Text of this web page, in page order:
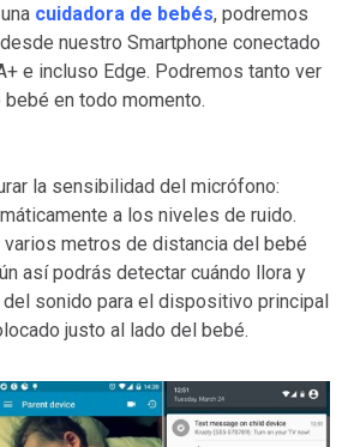
cuidadora de bebés, podremos
nuestro Smartphone conectado
e incluso Edge. Podremos tanto ver
en todo momento.
la sensibilidad del micrófono:
a los niveles de ruido.
metros de distancia del bebé
así podrás detectar cuándo llora y
sonido para el dispositivo principal
justo al lado del bebé.